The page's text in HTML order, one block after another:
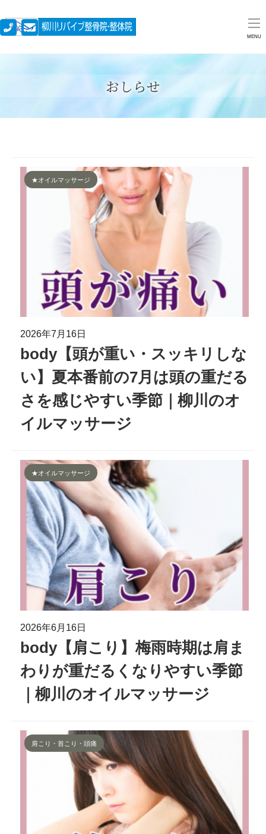
MENU
おしらせ
★オイルマッサージ
2026年7月16日
body【頭が重い・スッキリしな
い】夏本番前の7月は頭の重だる
さを感じやすい季節｜柳川のオ
イルマッサージ
★オイルマッサージ
2026年6月16日
body【肩こり】梅雨時期は肩ま
わりが重だるくなりやすい季節
｜柳川のオイルマッサージ
肩こり・首こり・頭痛